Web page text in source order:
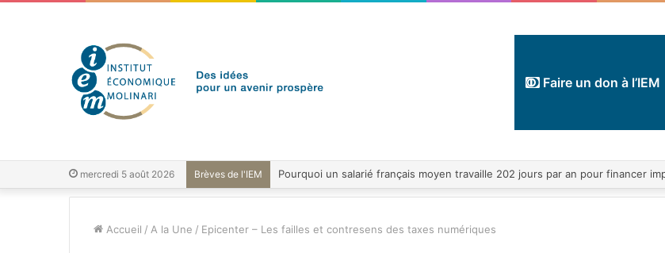
Faire un don à l’IEM
mercredi 5 août 2026 Brèves de l'IEM
Accueil / A la Une / Epicenter – Les failles et contresens des taxes numériques